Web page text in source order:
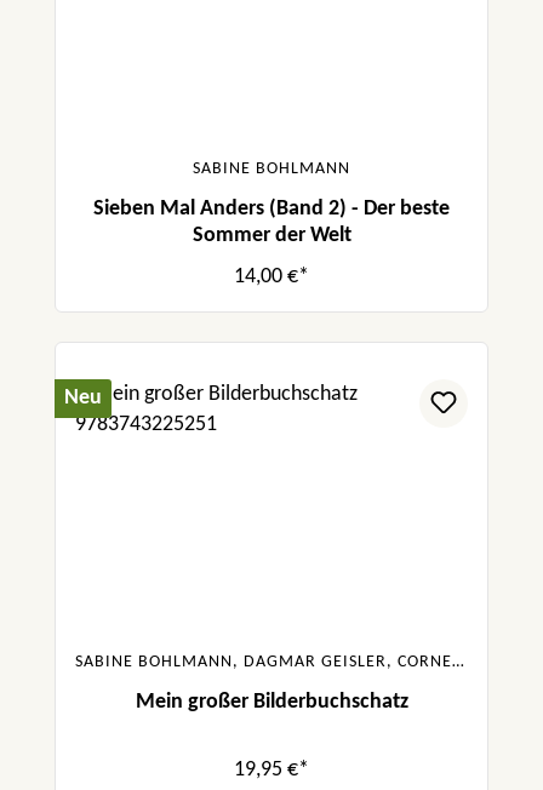
SABINE BOHLMANN
Sieben Mal Anders (Band 2) - Der beste
Sommer der Welt
14,00 €*
Neu
SABINE BOHLMANN, DAGMAR GEISLER, CORNELIA FUNKE, SASKIA HULA, JULIA BOEHME, URSULA POZNANSKI
Mein großer Bilderbuchschatz
19,95 €*